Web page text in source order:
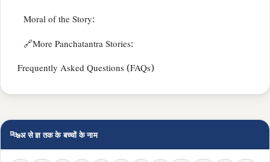
Moral of the Story:
🔗More Panchatantra Stories:
Frequently Asked Questions (FAQs)
🔤अ से ज्ञ तक के बच्चों के नाम